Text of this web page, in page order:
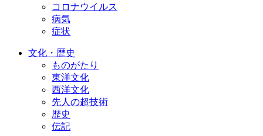
コロナウイルス
病気
症状
文化・歴史
ものがたり
東洋文化
西洋文化
先人の超技術
歴史
伝記